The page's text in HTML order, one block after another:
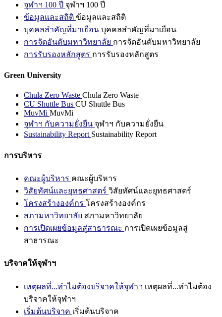
จุฬาฯ 100 ปี จุฬาฯ 100 ปี
ข้อมูลและสถิติ ข้อมูลและสถิติ
บุคคลสำคัญที่มาเยือน บุคคลสำคัญที่มาเยือน
การจัดอันดับมหาวิทยาลัย การจัดอันดับมหาวิทยาลัย
การรับรองหลักสูตร การรับรองหลักสูตร
Green University
Chula Zero Waste Chula Zero Waste
CU Shuttle Bus CU Shuttle Bus
MuvMi MuvMi
จุฬาฯ กับความยั่งยืน จุฬาฯ กับความยั่งยืน
Sustainability Report Sustainability Report
การบริหาร
คณะผู้บริหาร คณะผู้บริหาร
วิสัยทัศน์และยุทธศาสตร์ วิสัยทัศน์และยุทธศาสตร์
โครงสร้างองค์กร โครงสร้างองค์กร
สภามหาวิทยาลัย สภามหาวิทยาลัย
การเปิดเผยข้อมูลสู่สาธารณะ การเปิดเผยข้อมูลสู่
สาธารณะ
บริจาคให้จุฬาฯ
เหตุผลที่...ทำไมต้องบริจาคให้จุฬาฯ เหตุผลที่...ทำไมต้อง
บริจาคให้จุฬาฯ
เริ่มต้นบริจาค เริ่มต้นบริจาค